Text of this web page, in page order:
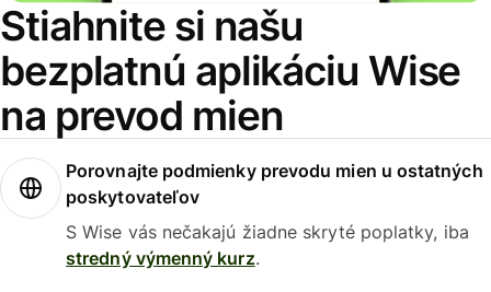
Stiahnite si našu
bezplatnú aplikáciu Wise
na prevod mien
Porovnajte podmienky prevodu mien u ostatných
poskytovateľov
S Wise vás nečakajú žiadne skryté poplatky, iba
stredný výmenný kurz.